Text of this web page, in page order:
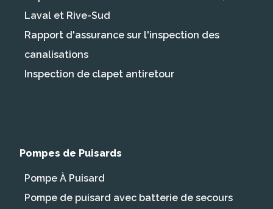
Laval et Rive-Sud
Rapport d'assurance sur l'inspection des
canalisations
Inspection de clapet antiretour
Pompes de Puisards
Pompe À Puisard
Pompe de puisard avec batterie de secours